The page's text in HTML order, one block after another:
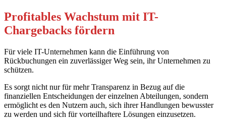
Profitables Wachstum mit IT-
Chargebacks fördern
Für viele IT-Unternehmen kann die Einführung von
Rückbuchungen ein zuverlässiger Weg sein, ihr Unternehmen zu
schützen.
Es sorgt nicht nur für mehr Transparenz in Bezug auf die
finanziellen Entscheidungen der einzelnen Abteilungen, sondern
ermöglicht es den Nutzern auch, sich ihrer Handlungen bewusster
zu werden und sich für vorteilhaftere Lösungen einzusetzen.